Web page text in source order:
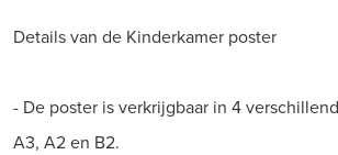
Details van de Kinderkamer poster
- De poster is verkrijgbaar in 4
A3, A2 en B2.